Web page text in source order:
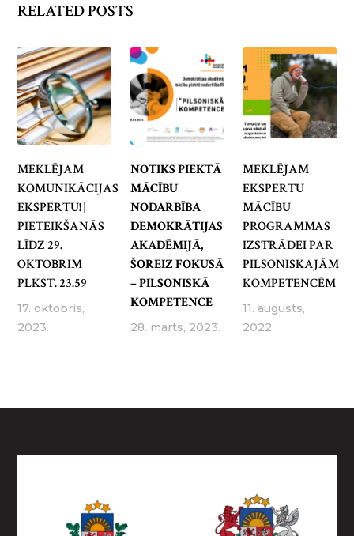
RELATED POSTS
MEKLĒJAM
KOMUNIKĀCIJAS
EKSPERTU! |
PIETEIKŠANĀS
LĪDZ 29.
OKTOBRIM
PLKST. 23.59
17. oktobris,
2023.
NOTIKS PIEKTĀ
MĀCĪBU
NODARBĪBA
DEMOKRĀTIJAS
AKADĒMIJĀ,
ŠOREIZ FOKUSĀ
– PILSONISKĀ
KOMPETENCE
28. marts, 2023.
MEKLĒJAM
EKSPERTU
MĀCĪBU
PROGRAMMAS
IZSTRĀDEI PAR
PILSONISKAJĀM
KOMPETENCĒM
11. augusts,
2022.